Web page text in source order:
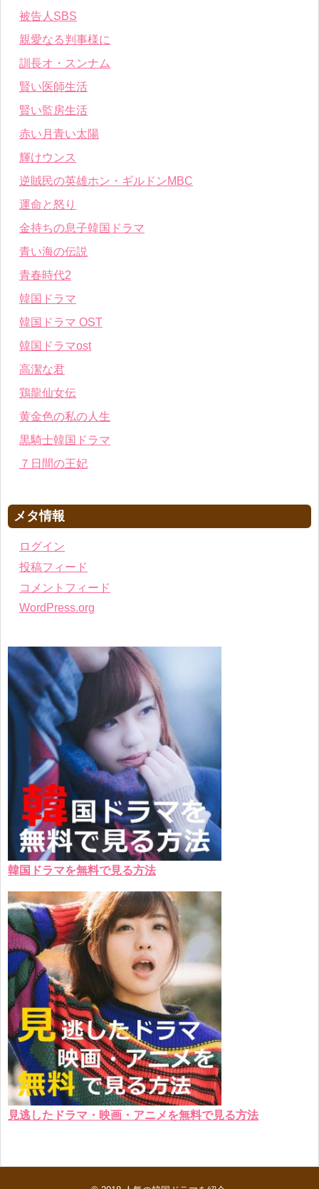
被告人SBS
親愛なる判事様に
訓長オ・スンナム
賢い医師生活
賢い監房生活
赤い月青い太陽
輝けウンス
逆賊民の英雄ホン・ギルドンMBC
運命と怒り
金持ちの息子韓国ドラマ
青い海の伝説
青春時代2
韓国ドラマ
韓国ドラマ OST
韓国ドラマost
高潔な君
鶏龍仙女伝
黄金色の私の人生
黒騎士韓国ドラマ
７日間の王妃
メタ情報
ログイン
投稿フィード
コメントフィード
WordPress.org
韓国ドラマを無料で見る方法
見逃したドラマ・映画・アニメを無料で見る方法